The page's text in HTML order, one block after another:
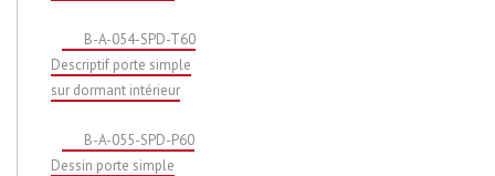
B-A-054-SPD-T60
Descriptif porte simple
sur dormant intérieur
B-A-055-SPD-P60
Dessin porte simple